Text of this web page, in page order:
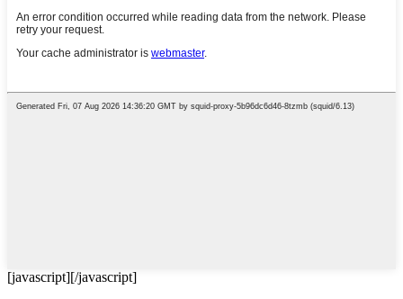
[javascript][/javascript]